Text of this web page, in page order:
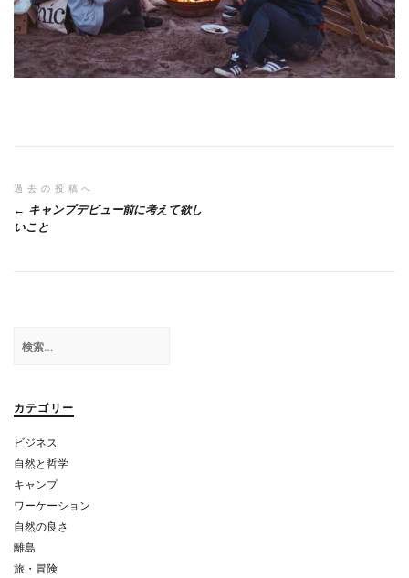
投
稿
ー
ョ
ン
過去の投稿へ
キャンプデビュー前に考えて欲し
いこと
索:
カテゴリー
ビジネス
自然と哲学
キャンプ
ワーケーション
自然の良さ
離島
旅・冒険